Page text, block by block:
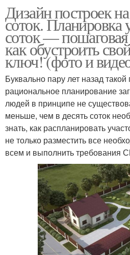
Дизайн построек
соток. Планировка
соток —
как обустроить
ключ! (фото и
Буквально пару лет назад
рациональное планирование
людей в принципе не
меньше, чем в десять соток
знать, как распланировать
не только разместить все
всем и выполнить требования